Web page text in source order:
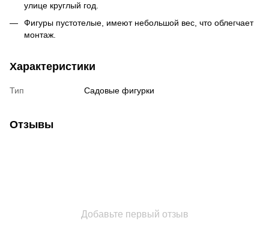
улице круглый год.
Фигуры пустотелые, имеют небольшой вес, что облегчает
монтаж.
Характеристики
Тип Садовые фигурки
Отзывы
Добавьте первый отзыв